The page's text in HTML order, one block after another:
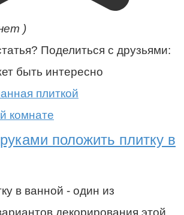
)
Поделиться с друзьями:
быть интересно
комнате
положить плитку в
в ванной - один из
декорирования этой